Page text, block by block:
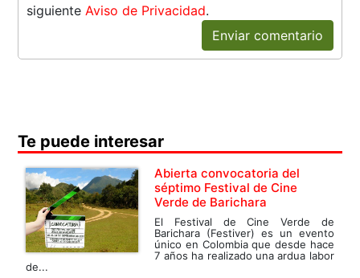
siguiente Aviso de Privacidad.
Enviar comentario
Te puede interesar
Abierta convocatoria del
séptimo Festival de Cine
Verde de Barichara
El Festival de Cine Verde de
Barichara (Festiver) es un evento
único en Colombia que desde hace
7 años ha realizado una ardua labor
de...